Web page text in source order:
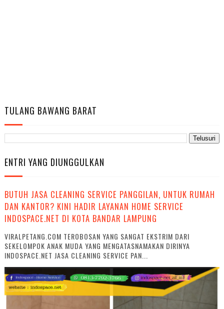
TULANG BAWANG BARAT
ENTRI YANG DIUNGGULKAN
BUTUH JASA CLEANING SERVICE PANGGILAN, UNTUK RUMAH
DAN KANTOR? KINI HADIR LAYANAN HOME SERVICE
INDOSPACE.NET DI KOTA BANDAR LAMPUNG
VIRALPETANG.COM TEROBOSAN YANG SANGAT EKSTRIM DARI
SEKELOMPOK ANAK MUDA YANG MENGATASNAMAKAN DIRINYA
INDOSPACE.NET JASA CLEANING SERVICE PAN...